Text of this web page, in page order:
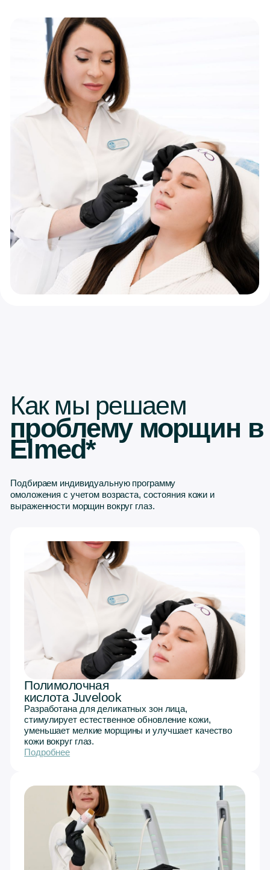
Подбираем индивидуальную программу
омоложения с учетом возраста, состояния кожи и
выраженности морщин вокруг глаз.
Как мы решаем
проблему морщин в
Elmed*
кожи вокруг глаз.
Подробнее
Volnewmer —
монополярный RF-
Прогревает глубокие слои кожи, активизирует
синтез коллагена и эластина, повышает
плотность кожи и уменьшает выраженность
Биоремоделирование
Profhilo
Глубоко увлажняет кожу, стимулирует выработку
коллагена и эластина, повышает упругость тканей
и помогает уменьшить первые признаки старения.
Подробнее